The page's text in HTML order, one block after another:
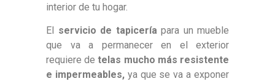
interior de tu hogar.
El servicio de tapiceríapara un mueble
que va a permanecer en el exterior
requiere detelas mucho más resistente
e impermeables, ya que se va a exponer